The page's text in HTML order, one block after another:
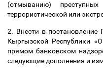
(отмыванию)
террористической или
2. Внести в постановление
Кыргызской Республики
прямом банковском
следующие дополнения и